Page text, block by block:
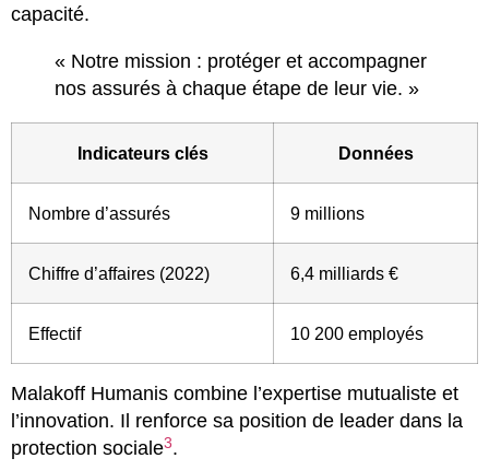
capacité.
« Notre mission : protéger et accompagner
nos assurés à chaque étape de leur vie. »
Indicateurs clés Données
Nombre d’assurés 9 millions
Chiffre d’affaires (2022) 6,4 milliards €
Effectif 10 200 employés
Malakoff Humanis combine l’expertise mutualiste et
l’innovation. Il renforce sa position de leader dans la
protection sociale3.